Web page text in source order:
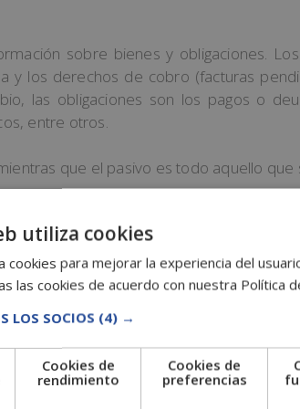
sobre bienes y obligaciones.
y los derechos de cobro (facturas
las obligaciones son los pagos o
entre otros.
que el pasivo es todo aquello que
el resultado económico de la
entre los ingresos obtenidos y los
que se llevan a cabo durante todo
de capital, los resultados de
utiliza cookies
cookies para mejorar la experiencia del
las cookies de acuerdo con nuestra Política
LOS SOCIOS (4) →
Cookies de
rendimiento
Cookies de
preferencias